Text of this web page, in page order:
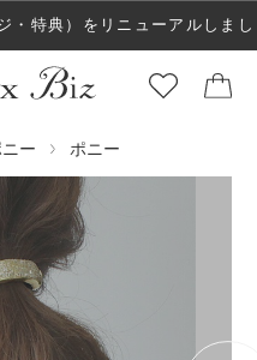
・特典）をリニューアルしまし
ー ポニー